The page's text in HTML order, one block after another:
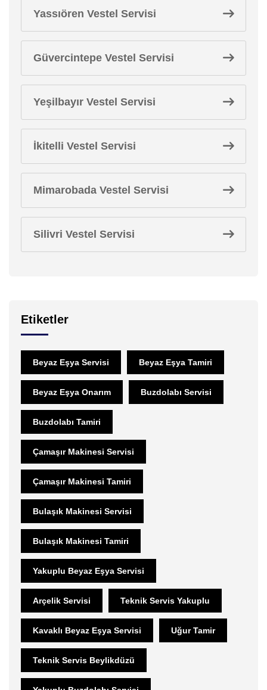
Yassıören Vestel Servisi
Güvercintepe Vestel Servisi
Yeşilbayır Vestel Servisi
İkitelli Vestel Servisi
Mimarobada Vestel Servisi
Silivri Vestel Servisi
Etiketler
Beyaz Eşya Servisi Beyaz Eşya Tamiri
Beyaz Eşya Onarım Buzdolabı Servisi
Buzdolabı Tamiri
Çamaşır Makinesi Servisi
Çamaşır Makinesi Tamiri
Bulaşık Makinesi Servisi
Bulaşık Makinesi Tamiri
Yakuplu Beyaz Eşya Servisi
Arçelik Servisi Teknik Servis Yakuplu
Kavaklı Beyaz Eşya Servisi Uğur Tamir
Teknik Servis Beylikdüzü